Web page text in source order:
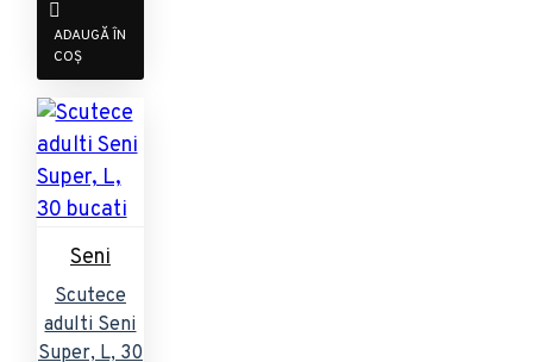
ADAUGĂ ÎN
COȘ
Seni
Scutece
adulti Seni
Super, L, 30